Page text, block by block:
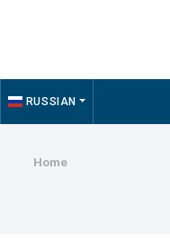
RUSSIAN
Home